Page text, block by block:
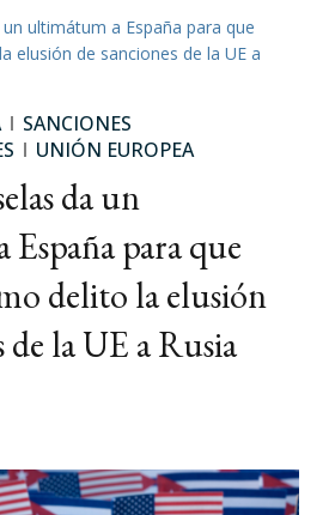
SANCIONES
UNIÓN EUROPEA
da un
para que
delito la elusión
de la UE a Rusia